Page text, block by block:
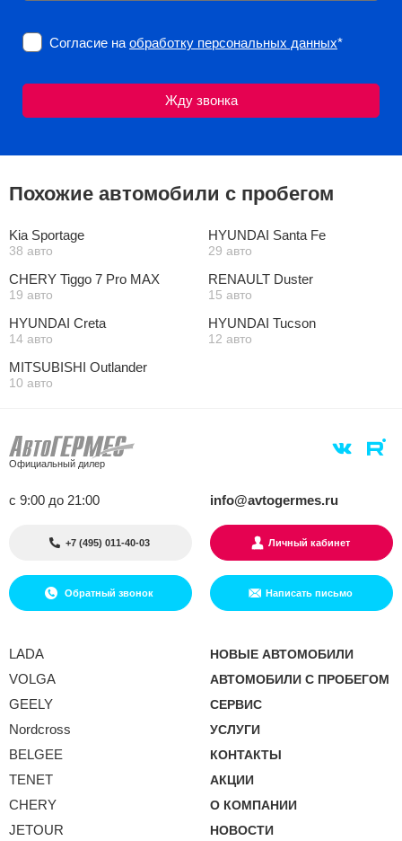
Согласие на обработку персональных данных*
Похожие автомобили с пробегом
Kia Sportage
38 авто
HYUNDAI Santa Fe
29 авто
CHERY Tiggo 7 Pro MAX
19 авто
RENAULT Duster
15 авто
HYUNDAI Creta
14 авто
HYUNDAI Tucson
12 авто
MITSUBISHI Outlander
10 авто
Официальный дилер
с 9:00 до 21:00 info@avtogermes.ru
+7 (495) 011-40-03 Личный кабинет
Обратный звонок Написать письмо
LADA
VOLGA
GEELY
Nordcross
BELGEE
TENET
CHERY
JETOUR
НОВЫЕ АВТОМОБИЛИ
АВТОМОБИЛИ С ПРОБЕГОМ
СЕРВИС
УСЛУГИ
КОНТАКТЫ
АКЦИИ
О КОМПАНИИ
НОВОСТИ